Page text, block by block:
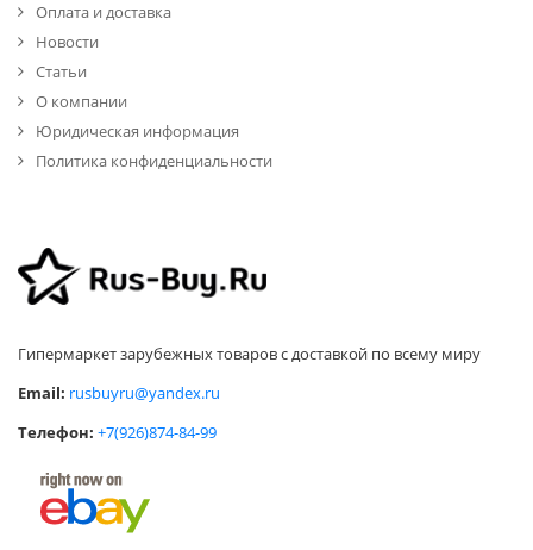
Оплата и доставка
Новости
Статьи
О компании
Юридическая информация
Политика конфиденциальности
Гипермаркет зарубежных товаров с доставкой по всему миру
Email: rusbuyru@yandex.ru
Телефон: +7(926)874-84-99